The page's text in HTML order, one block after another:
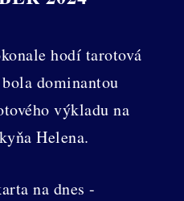
hodí tarotová
dominantou
výkladu na
Helena.
na dnes -